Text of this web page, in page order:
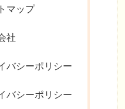
マップ
社
バシーポリシー
バシーポリシー